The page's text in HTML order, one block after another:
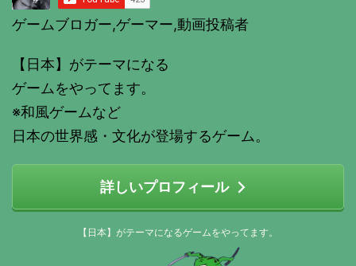
ゲームブロガー,ゲーマー,動画投稿者
【日本】がテーマになる
ゲームをやってます。
※和風ゲームなど
日本の世界感・文化が登場するゲーム。
詳しいプロフィール
【日本】がテーマになるゲームをやってます。